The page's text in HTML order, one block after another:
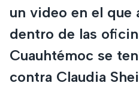
un video en el que
dentro de las
Cuauhtémoc se
contra Claudia